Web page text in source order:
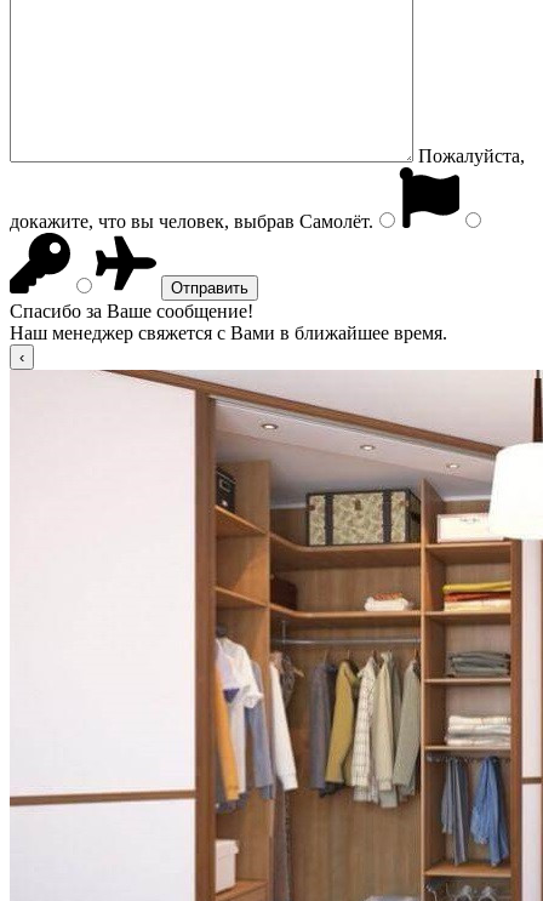
Пожалуйста,
докажите, что вы человек, выбрав Самолёт.
Спасибо за Ваше сообщение!
Наш менеджер свяжется с Вами в ближайшее время.